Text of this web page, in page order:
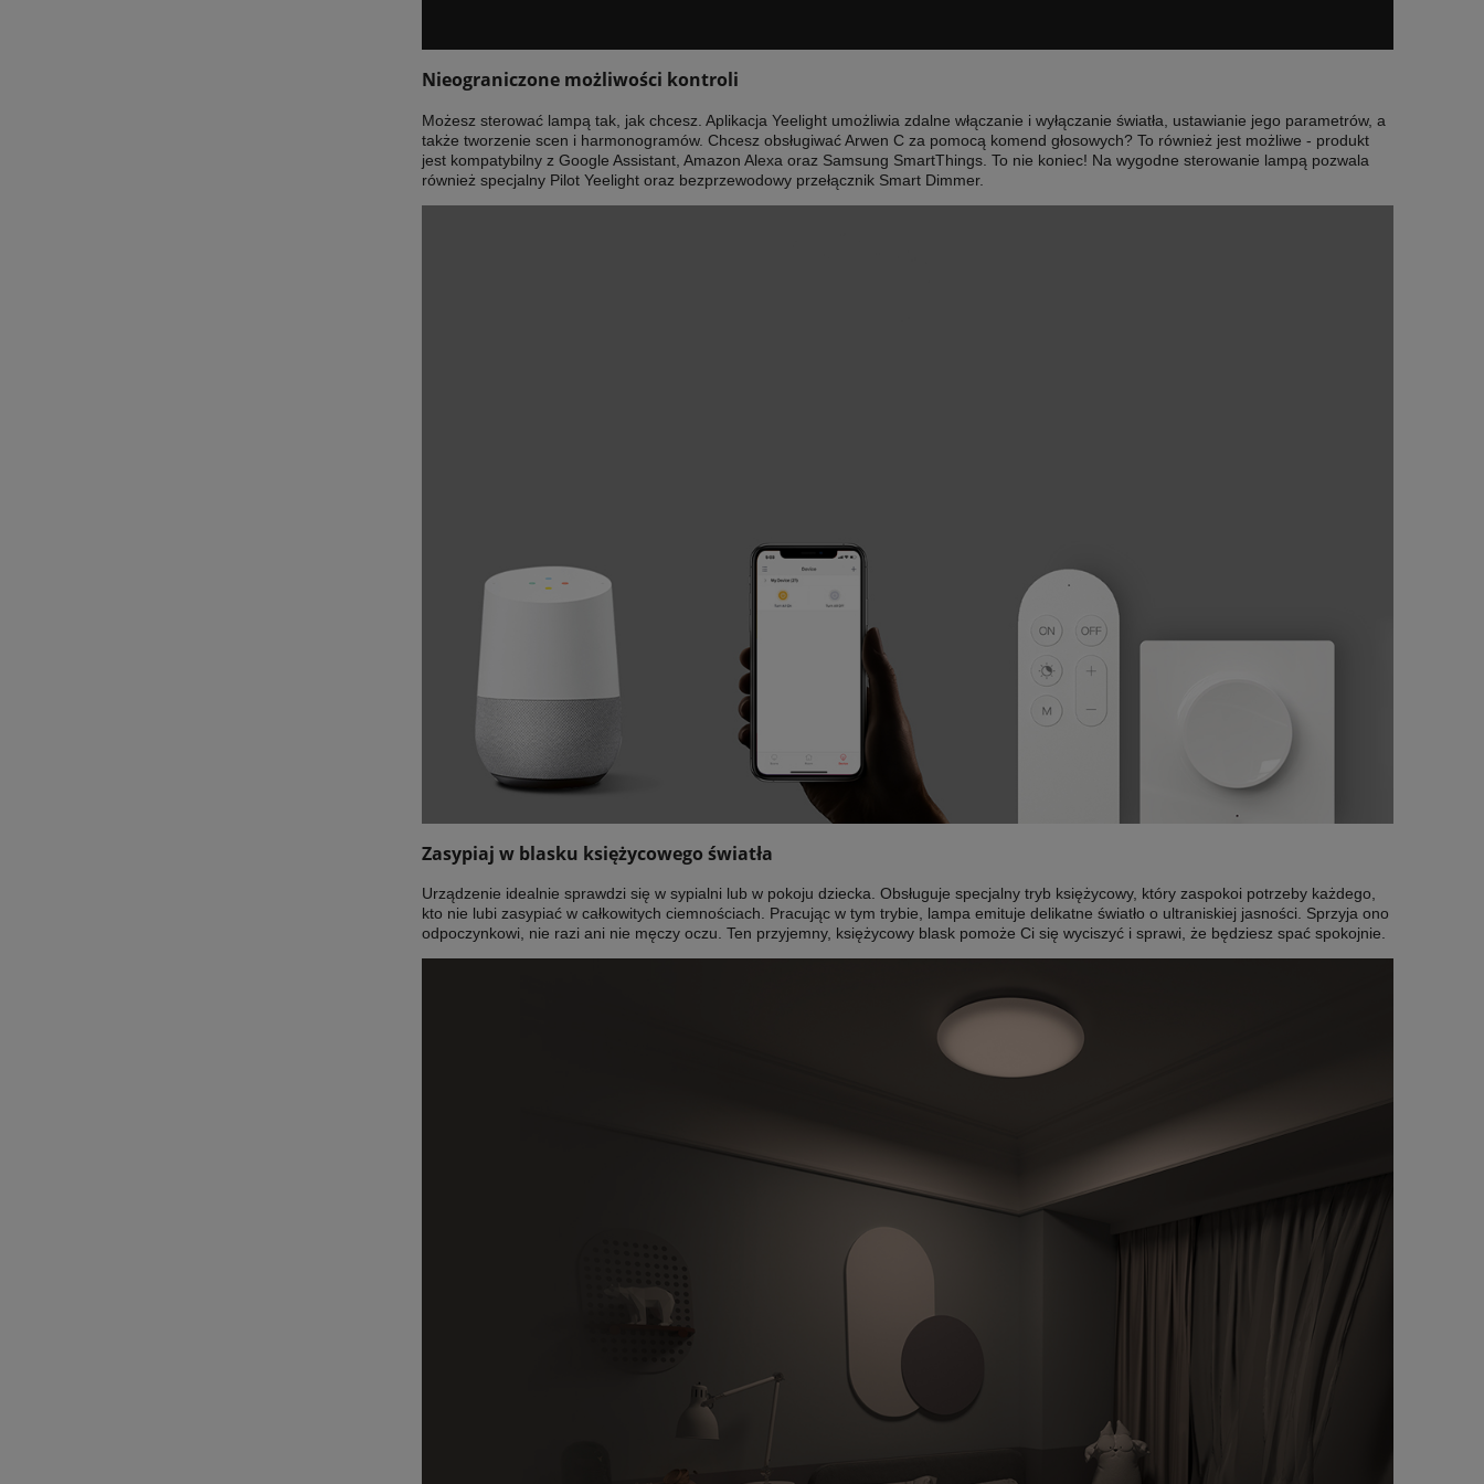
Nieograniczone możliwości kontroli
Możesz sterować lampą tak, jak chcesz. Aplikacja Yeelight umożliwia zdalne włączanie i wyłączanie światła, ustawianie jego parametrów, a
także tworzenie scen i harmonogramów. Chcesz obsługiwać Arwen C za pomocą komend głosowych? To również jest możliwe - produkt
jest kompatybilny z Google Assistant, Amazon Alexa oraz Samsung SmartThings. To nie koniec! Na wygodne sterowanie lampą pozwala
również specjalny Pilot Yeelight oraz bezprzewodowy przełącznik Smart Dimmer.
Zasypiaj w blasku księżycowego światła
Urządzenie idealnie sprawdzi się w sypialni lub w pokoju dziecka. Obsługuje specjalny tryb księżycowy, który zaspokoi potrzeby każdego,
kto nie lubi zasypiać w całkowitych ciemnościach. Pracując w tym trybie, lampa emituje delikatne światło o ultraniskiej jasności. Sprzyja ono
odpoczynkowi, nie razi ani nie męczy oczu. Ten przyjemny, księżycowy blask pomoże Ci się wyciszyć i sprawi, że będziesz spać spokojnie.